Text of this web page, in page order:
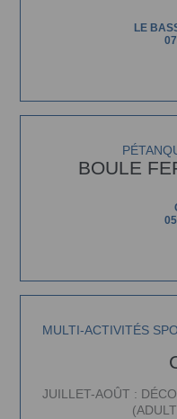
LE
BOULE
MULTI-ACTIVITÉS
JUILLET-AOÛT :